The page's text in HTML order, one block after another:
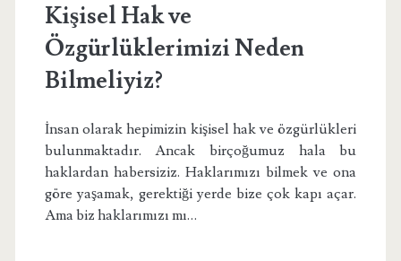
Kişisel Hak ve
Özgürlüklerimizi Neden
Bilmeliyiz?
İnsan olarak hepimizin kişisel hak ve özgürlükleri
bulunmaktadır. Ancak birçoğumuz hala bu
haklardan habersiziz. Haklarımızı bilmek ve ona
göre yaşamak, gerektiği yerde bize çok kapı açar.
Ama biz haklarımızı mı…